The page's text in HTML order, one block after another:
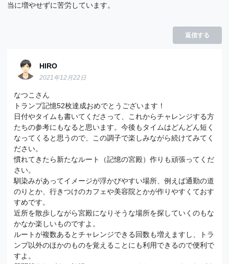
当に増やせずに苦労しています。
返信する
HIRO
2021年12月22日
なつこさん
トランプ記憶52枚達成おめでとうございます！
日付やタイムも書いてくださって、これからチャレンジする方
たちの参考にもなると思います。今後もタイムはどんどん短く
なってくると思うので、この調子で楽しみながら続けてみてく
ださい。
慣れてきたら新たなルート（記憶の宮殿）作りも頑張ってくだ
さい。
馴染みがあってイメージが浮かびやすい場所、例えば通勤の道
のりとか、行きつけのカフェや美容院とかが作りやすくておす
すめです。
近所を散歩しながら宮殿になりそうな場所を探していくのもな
かなか楽しいものですよ。
ルートが複数あるとチャレンジできる回数も増えますし、トラ
ンプ以外のほかのものを覚えることにも利用できるので便利で
すよ。